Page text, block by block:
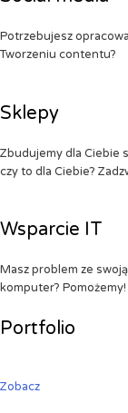
Potrzebujesz
Tworzeniu contentu?
Sklepy
Zbudujemy dla Ciebie
czy to dla Ciebie?
Wsparcie IT
Masz problem ze
komputer? Pomożemy!
Portfolio
Zobacz